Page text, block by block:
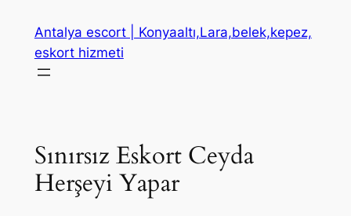
Antalya escort | Konyaaltı,Lara,belek,kepez,
eskort hizmeti
Sınırsız Eskort Ceyda
Herşeyi Yapar